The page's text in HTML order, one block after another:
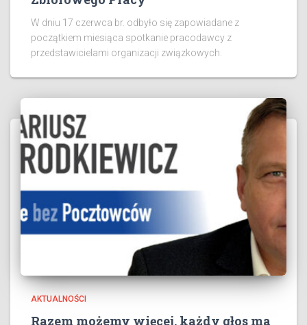
W dniu 17 czerwca br. odbyło się zapowiadane z
początkiem miesiąca spotkanie pracodawcy z
przedstawicielami organizacji związkowych.
AKTUALNOŚCI
Razem możemy więcej, każdy głos ma